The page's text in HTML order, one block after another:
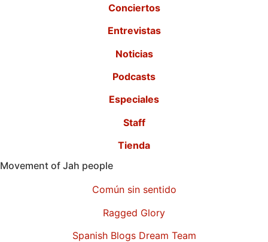
Conciertos
Entrevistas
Noticias
Podcasts
Especiales
Staff
Tienda
Movement of Jah people
Común sin sentido
Ragged Glory
Spanish Blogs Dream Team